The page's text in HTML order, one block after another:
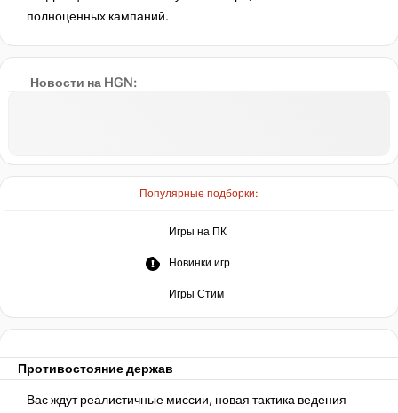
Новости на HGN:
Популярные подборки:
Игры на ПК
Новинки игр
Игры Стим
полноценных кампаний.
Противостояние держав
Вас ждут реалистичные миссии, новая тактика ведения